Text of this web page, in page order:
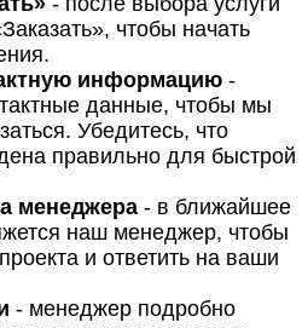
чтобы начать
информацию -
данные, чтобы мы
Убедитесь, что
правильно для быстрой
менеджера - в ближайшее
наш менеджер, чтобы
и ответить на ваши
- менеджер подробно